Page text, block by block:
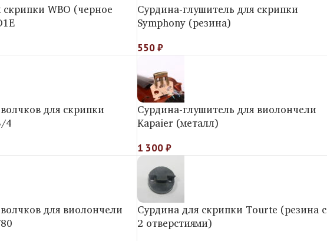
WBO (черное
Сурдина-глушитель для скрипки
Symphony (резина)
550₽
для скрипки
4
Сурдина-глушитель для виолончели
Kapaier (металл)
1 300₽
для виолончели
Сурдина для скрипки Tourte (резина с
2 отверстиями)